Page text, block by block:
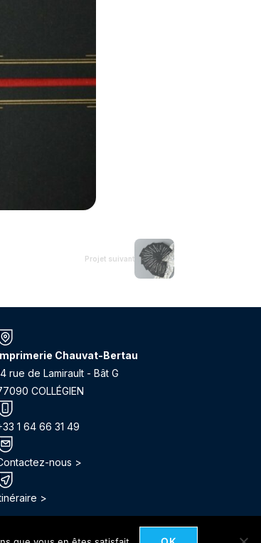
Projet suivant
Chauvat-Bertau
rue de Lamirault - Bât G
COLLÉGIEN
1 64 66 31 49
nous >
>